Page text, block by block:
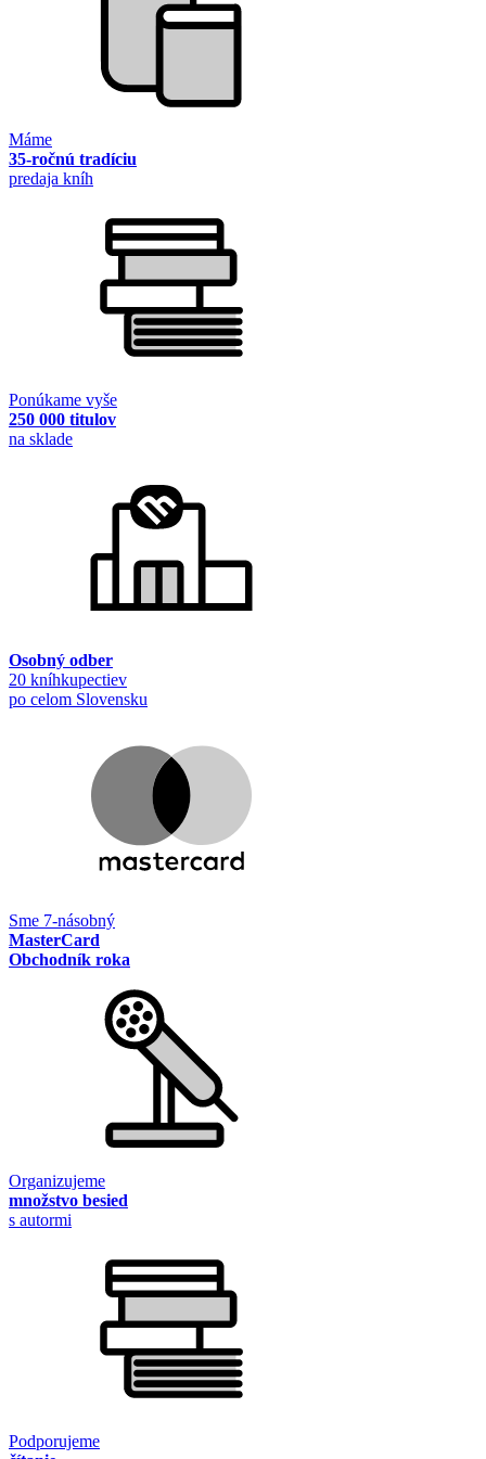
Máme
35-ročnú tradíciu
predaja kníh
Ponúkame vyše
250 000 titulov
na sklade
Osobný odber
20 kníhkupectiev
po celom Slovensku
Sme 7-násobný
MasterCard
Obchodník roka
Organizujeme
množstvo besied
s autormi
Podporujeme